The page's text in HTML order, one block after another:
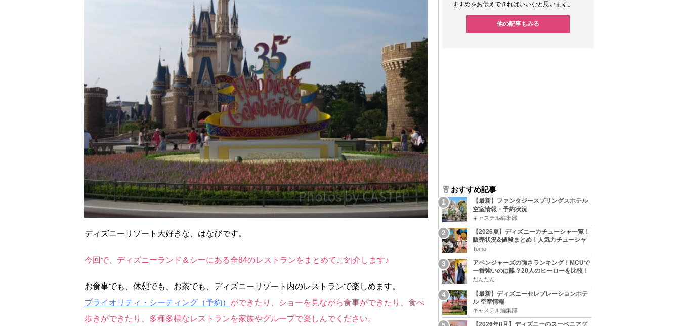
ディズニーリゾート大好きな、はなびです。
今回で、ディズニーランド＆シーにある全84のレストランをまとめてご紹介します♪
お食事でも、休憩でも、お茶でも、ディズニーリゾート内のレストランで楽しめます。
プライオリティ・シーティング（予約） ができたり、ショーを見ながら食事ができたり、食べ
歩きができたり、多種多様なレストランを家族やグループで楽しんでください。
すすめをお伝えできればいいなと思います。
他の記事もみる
おすすめ記事
【最新】ファンタジースプリングスホテル
空室情報・予約状況
キャステル編集部
【2026夏】ディズニーカチューシャ一覧！
販売状況&値段まとめ！人気カチューシャ
をチェック
Tomo
アベンジャーズの強さランキング！MCUで
一番強いのは誰？20人のヒーローを比較！
だんだん
【最新】ディズニーセレブレーションホテ
ル 空室情報
キャステル編集部
【2026年8月】ディズニーのスーベニアグ